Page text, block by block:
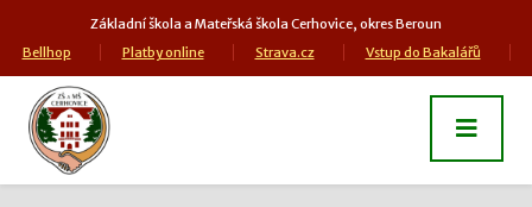
Základní škola a Mateřská škola Cerhovice, okres Beroun
Bellhop
Platby online Strava.cz Vstup do Bakalářů